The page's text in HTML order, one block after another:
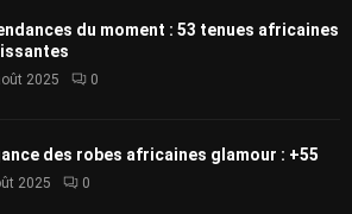
du moment : 53 tenues africaines
2025 0
des robes africaines glamour : +55
2025 0